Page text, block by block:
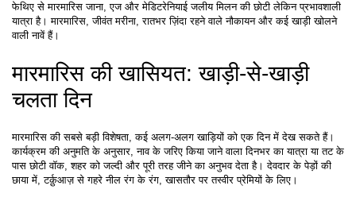
फेथिए से मारमारिस जाना, एज और मेडिटरेनियाई जलीय मिलन की छोटी लेकिन प्रभावशाली
यात्रा है। मारमारिस, जीवंत मरीना, रातभर ज़िंदा रहने वाले नौकायन और कई खाड़ी खोलने
वाली नावें हैं।
मारमारिस की खासियत: खाड़ी-से-खाड़ी
चलता दिन
मारमारिस की सबसे बड़ी विशेषता, कई अलग-अलग खाड़ियों को एक दिन में देख सकते हैं।
कार्यक्रम की अनुमति के अनुसार, नाव के जरिए किया जाने वाला दिनभर का यात्रा या तट के
पास छोटी वॉक, शहर को जल्दी और पूरी तरह जीने का अनुभव देता है। देवदार के पेड़ों की
छाया में, टर्क़ुआज़ से गहरे नील रंग के रंग, खासतौर पर तस्वीर प्रेमियों के लिए।